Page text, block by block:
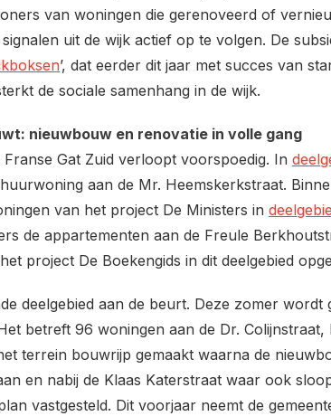
van woningen die gerenoveerd of
uit de wijk actief op te volgen. De
’, dat eerder dit jaar met succes van
de sociale samenhang in de wijk.
nieuwbouw en renovatie in volle gang
Gat Zuid verloopt voorspoedig. In
aan de Mr. Heemskerkstraat.
van het project De Ministers in
de appartementen aan de Freule
project De Boekengids in dit deelgebied
deelgebied aan de beurt. Deze zomer
betreft 96 woningen aan de Dr. Colijnstraat,
terrein bouwrijp gemaakt waarna de
en nabij de Klaas Katerstraat waar ook
vastgesteld. Dit voorjaar neemt de